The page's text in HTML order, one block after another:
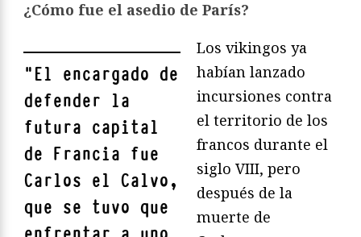
¿Cómo fue el asedio de París?
"El encargado de
defender la
futura capital
de Francia fue
Carlos el Calvo,
que se tuvo que
Los vikingos ya
habían lanzado
incursiones contra
el territorio de los
francos durante el
siglo VIII, pero
después de la
muerte de